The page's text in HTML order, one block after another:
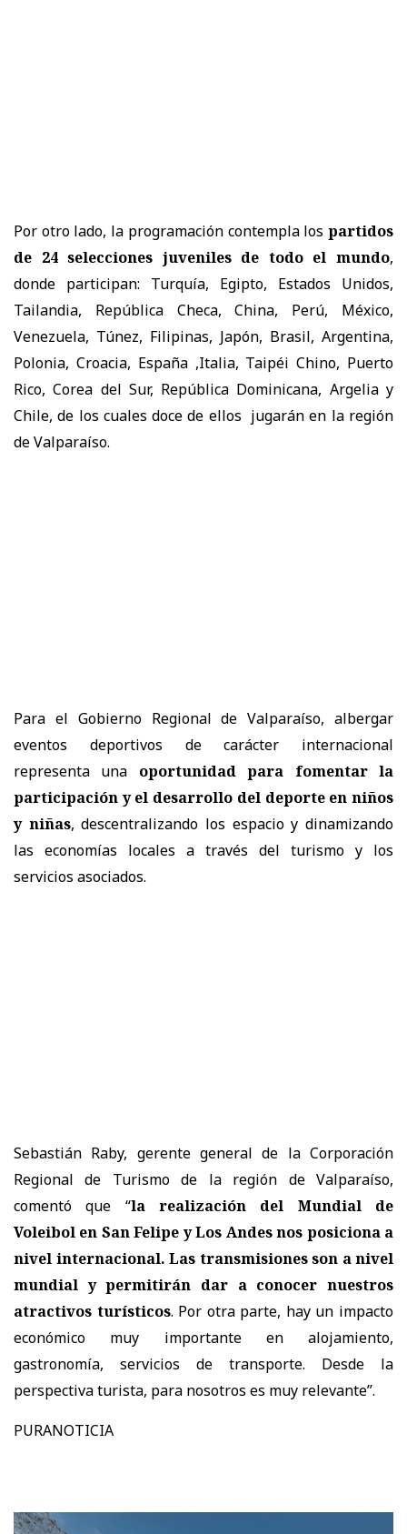
Por otro lado, la programación contempla los partidos
de 24 selecciones juveniles de todo el mundo,
donde participan: Turquía, Egipto, Estados Unidos,
Tailandia, República Checa, China, Perú, México,
Venezuela, Túnez, Filipinas, Japón, Brasil, Argentina,
Polonia, Croacia, España ,Italia, Taipéi Chino, Puerto
Rico, Corea del Sur, República Dominicana, Argelia y
Chile, de los cuales doce de ellos jugarán en la región
de Valparaíso.
Para el Gobierno Regional de Valparaíso, albergar
eventos deportivos de carácter internacional
representa una
oportunidad para fomentar la
participación y el desarrollo del deporte en niños
y niñas, descentralizando los espacio y dinamizando
las economías locales a través del turismo y los
servicios asociados.
Sebastián Raby, gerente general de la Corporación
Regional de Turismo de la región de Valparaíso,
comentó que “la realización del Mundial de
Voleibol en San Felipe y Los Andes nos posiciona a
nivel internacional. Las transmisiones son a nivel
mundial y permitirán dar a conocer nuestros
atractivos turísticos. Por otra parte, hay un impacto
económico muy importante en alojamiento,
gastronomía, servicios de transporte. Desde la
perspectiva turista, para nosotros es muy relevante”.
PURANOTICIA